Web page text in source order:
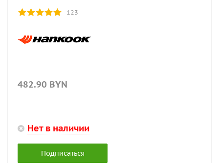
123
482.90 BYN
Нет в наличии
Подписаться